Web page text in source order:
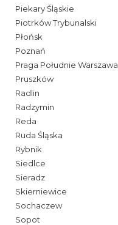
Piekary Śląskie
Piotrków Trybunalski
Płońsk
Poznań
Praga Południe Warszawa
Pruszków
Radlin
Radzymin
Reda
Ruda Śląska
Rybnik
Siedlce
Sieradz
Skierniewice
Sochaczew
Sopot